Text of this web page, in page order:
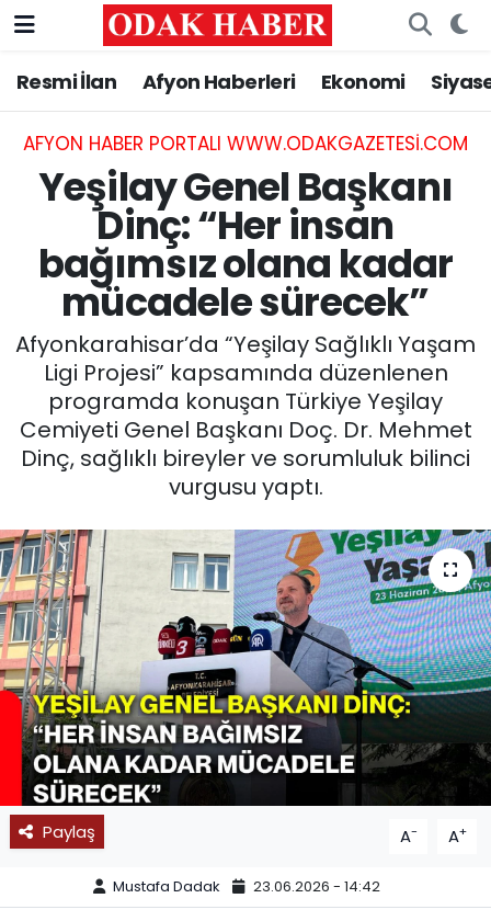
Resmi İlan Afyon Haberleri Ekonomi
AFYON HABER PORTALI WWW.ODAKGAZETESI.COM
Yeşilay Genel Başkanı
Dinç: “Her insan
bağımsız olana kadar
mücadele sürecek”
Afyonkarahisar’da “Yeşilay Sağlıklı Yaşam
Ligi Projesi” kapsamında düzenlenen
programda konuşan Türkiye Yeşilay
Cemiyeti Genel Başkanı Doç. Dr. Mehmet
Dinç, sağlıklı bireyler ve sorumluluk bilinci
vurgusu yaptı.
Paylaş A- A+
Mustafa Dadak 23.06.2026 - 14:42
AFYONKARAHİSAR HABERLERİ
Resmi İlan
ASAYİŞ
GÜNCEL
SİYASET
EĞİTİM
MAGAZİN
SAĞLIK
SPOR
11:11 MANŞET
Nöbetçi Eczaneler
Hava Durumu
Trafik Durumu
Süper Lig Puan Durumu ve Fikstür
Tüm Manşetler
Son Dakika Haberleri
Haber Arşivi